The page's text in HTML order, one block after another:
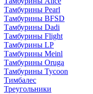
Тамбурины Pearl
Тамбурины BFSD
Тамбурины Dadi
Тамбурины Flight
Тамбурины LP
Тамбурины Meinl
Тамбурины Oruga
Тамбурины Tycoon
Тимбалес
Треугольники